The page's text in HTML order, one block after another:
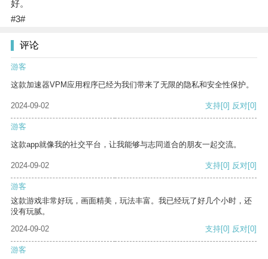
好。
#3#
评论
游客
这款加速器VPM应用程序已经为我们带来了无限的隐私和安全性保护。
2024-09-02 支持[0] 反对[0]
游客
这款app就像我的社交平台，让我能够与志同道合的朋友一起交流。
2024-09-02 支持[0] 反对[0]
游客
这款游戏非常好玩，画面精美，玩法丰富。我已经玩了好几个小时，还
没有玩腻。
2024-09-02
支持[0] 反对[0]
游客